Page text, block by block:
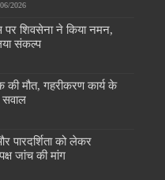
2026
पर शिवसेना ने किया नमन,
संकल्प
मौत, गहरीकरण कार्य के
सवाल
पारदर्शिता को लेकर
जांच की मांग